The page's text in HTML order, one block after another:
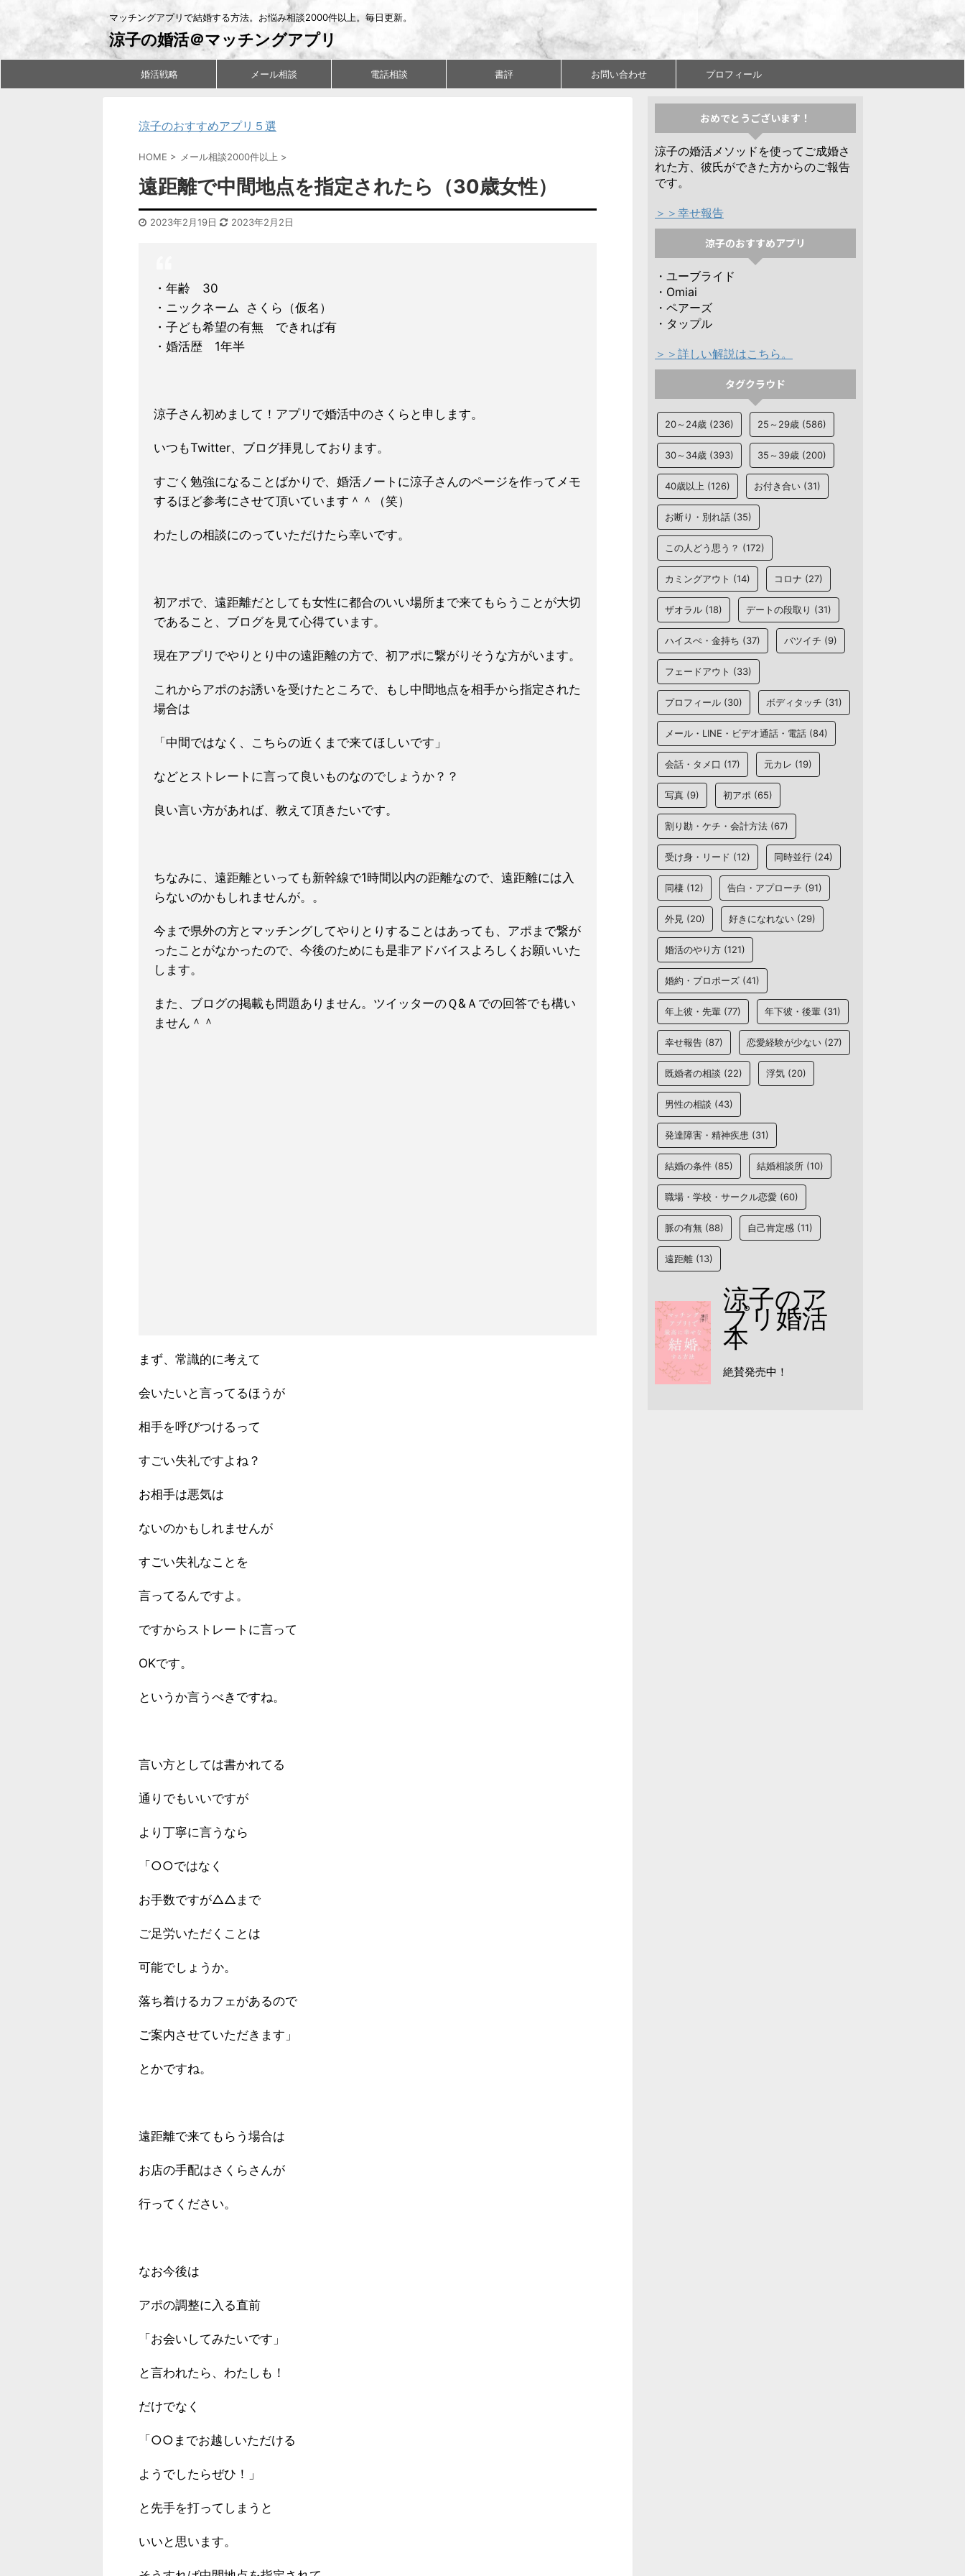
マッチングアプリで結婚する方法。お悩み相談2000件以上。毎日更新。
涼子の婚活＠マッチングアプリ
婚活戦略 メール相談 電話相談 書評 お問い合わせ プロフィール
涼子のおすすめアプリ５選
HOME > メール相談2000件以上 >
遠距離で中間地点を指定されたら（30歳女性）
2023年2月19日 2023年2月2日
・年齢 30
・ニックネーム さくら（仮名）
・子ども希望の有無 できれば有
・婚活歴 1年半
涼子さん初めまして！アプリで婚活中のさくらと申します。
いつもTwitter、ブログ拝見しております。
すごく勉強になることばかりで、婚活ノートに涼子さんのページを作ってメモ
するほど参考にさせて頂いています＾＾（笑）
わたしの相談にのっていただけたら幸いです。
初アポで、遠距離だとしても女性に都合のいい場所まで来てもらう ことが大切
であること、ブログを見て心得ています。
現在アプリでやりとり中の遠距離の方で、初アポに繋がりそうな方がいます。
これからアポのお誘いを受けたところで、もし中間地点を相手から指定された
場合は
「中間ではなく、こちらの近くまで来てほしいです」
などとストレートに言って良いものなのでしょうか ？？
良い言い方があれば、教えて頂きたいです。
ちなみに、遠距離といっても新幹線で1時間以内の距離なので、遠距離には入
らないのかもしれませんが。。
今まで県外の方とマッチングしてやりとりすることはあっても、アポまで繋が
ったことがなかったので、今後のためにも是非アドバイ スよろしくお願いいた
します。
また、ブログの掲載も問題ありません。ツイッターのＱ&Ａでの回答でも構い
ません＾＾
まず、常識的に考えて
会いたいと言ってるほうが
相手を呼びつけるって
すごい失礼ですよね？
お相手は悪気は
ないのかもしれませんが
すごい失礼なことを
言ってるんですよ。
ですからストレートに言って
OKです。
というか言うべきですね。
言い方としては書かれてる
通りでもいいですが
より丁寧に言うなら
「○○ではなく
お手数ですが△△まで
ご足労いただくことは
可能でしょうか。
落ち着けるカフェがあるので
ご案内させていただきます」
とかですね。
遠距離で来てもらう場合は
お店の手配はさくらさんが
行ってください。
なお今後は
アポの調整に入る直前
「お会いしてみたいです」
と言われたら、わたしも！
だけでなく
「○○までお越しいただける
ようでしたらぜひ！」
と先手を打ってしまうと
いいと思います。
おめでとうございます！
涼子の婚活メソッドを使ってご成婚さ
れた方、彼氏ができた方からのご報告
です。
＞＞幸せ報告
涼子のおすすめアプリ
・ユーブライド
・Omiai
・ペアーズ
・タップル
＞＞詳しい解説はこちら。
タグクラウド
20～24歳 (236) 25～29歳 (586)
30～34歳 (393) 35～39歳 (200)
40歳以上 (126) お付き合い (31)
お断り・別れ話 (35)
この人どう思う？ (172)
カミングアウト (14) コロナ (27)
ザオラル (18) デートの段取り (31)
ハイスぺ・金持ち (37) バツイチ (9)
フェードアウト (33)
プロフィール (30) ボディタッチ (31)
メール・LINE・ビデオ通話・電話 (84)
会話・タメ口 (17) 元カレ (19)
写真 (9) 初アポ (65)
割り勘・ケチ・会計方法 (67)
受け身・リード (12) 同時並行 (24)
同棲 (12) 告白・アプローチ (91)
外見 (20) 好きになれない (29)
婚活のやり方 (121)
婚約・プロポーズ (41)
年上彼・先輩 (77) 年下彼・後輩 (31)
幸せ報告 (87) 恋愛経験が少ない (27)
既婚者の相談 (22) 浮気 (20)
男性の相談 (43)
発達障害・精神疾患 (31)
結婚の条件 (85) 結婚相談所 (10)
職場・学校・サークル恋愛 (60)
脈の有無 (88) 自己肯定感 (11)
遠距離 (13)
涼子のア
プリ婚活
本
絶賛発売中！